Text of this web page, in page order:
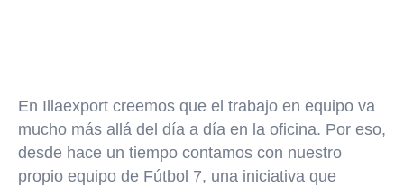
En Illaexport creemos que el trabajo en equipo va
mucho más allá del día a día en la oficina. Por eso,
desde hace un tiempo contamos con nuestro
propio equipo de Fútbol 7, una iniciativa que